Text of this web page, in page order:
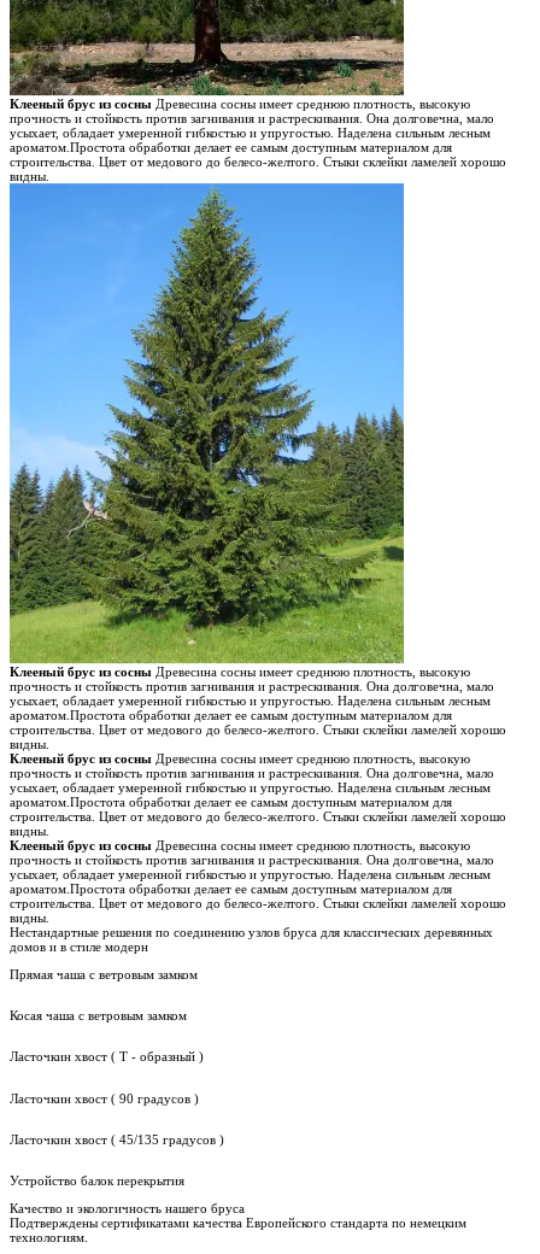
Клееный брус из сосны Древесина сосны имеет среднюю плотность, высокую
прочность и стойкость против загнивания и растрескивания. Она долговечна, мало
усыхает, обладает умеренной гибкостью и упругостью. Наделена сильным лесным
ароматом.Простота обработки делает ее самым доступным материалом для
строительства. Цвет от медового до белесо-желтого. Стыки склейки ламелей хорошо
видны.
Клееный брус из сосны Древесина сосны имеет среднюю плотность, высокую
прочность и стойкость против загнивания и растрескивания. Она долговечна, мало
усыхает, обладает умеренной гибкостью и упругостью. Наделена сильным лесным
ароматом.Простота обработки делает ее самым доступным материалом для
строительства. Цвет от медового до белесо-желтого. Стыки склейки ламелей хорошо
видны.
Клееный брус из сосны Древесина сосны имеет среднюю плотность, высокую
прочность и стойкость против загнивания и растрескивания. Она долговечна, мало
усыхает, обладает умеренной гибкостью и упругостью. Наделена сильным лесным
ароматом.Простота обработки делает ее самым доступным материалом для
строительства. Цвет от медового до белесо-желтого. Стыки склейки ламелей хорошо
видны.
Клееный брус из сосны Древесина сосны имеет среднюю плотность, высокую
прочность и стойкость против загнивания и растрескивания. Она долговечна, мало
усыхает, обладает умеренной гибкостью и упругостью. Наделена сильным лесным
ароматом.Простота обработки делает ее самым доступным материалом для
строительства. Цвет от медового до белесо-желтого. Стыки склейки ламелей хорошо
видны.
Нестандартные решения по соединению узлов бруса для классических деревянных
домов и в стиле модерн
Прямая чаша с ветровым замком
Косая чаша с ветровым замком
Ласточкин хвост ( Т - образный )
Ласточкин хвост ( 90 градусов )
Ласточкин хвост ( 45/135 градусов )
Устройство балок перекрытия
Качество и экологичность нашего бруса
Подтверждены сертификатами качества Европейского стандарта по немецким
технологиям.